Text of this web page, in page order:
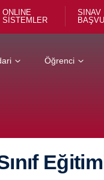
ONLINE
SİSTEMLER
SINAV
Öğrenci